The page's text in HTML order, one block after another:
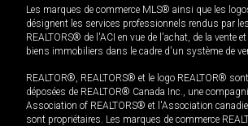
Les marques de commerce MLS® ainsi que les
désignent les services professionnels rendus par
REALTORS® de l'ACI en vue de l'achat, de la vente
biens immobiliers dans le cadre d'un système de
REALTOR®, REALTORS® et le logo REALTOR®
déposées de REALTOR® Canada Inc., une
Association of REALTORS® et l'Association
sont propriétaires. Les marques de commerce